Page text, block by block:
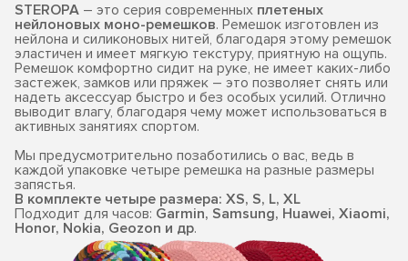
STEROPA – это серия современных плетеных
нейлоновых моно-ремешков. Ремешок изготовлен из
нейлона и силиконовых нитей, благодаря этому ремешок
эластичен и имеет мягкую текстуру, приятную на ощупь.
Ремешок комфортно сидит на руке, не имеет каких-либо
застежек, замков или пряжек – это позволяет снять или
надеть аксессуар быстро и без особых усилий. Отлично
выводит влагу, благодаря чему может использоваться в
активных занятиях спортом.
Мы предусмотрительно позаботились о вас, ведь в
каждой упаковке четыре ремешка на разные размеры
запястья.
В комплекте четыре размера: XS, S, L, XL
Подходит для часов: Garmin, Samsung, Huawei, Xiaomi,
Honor, Nokia, Geozon и др.